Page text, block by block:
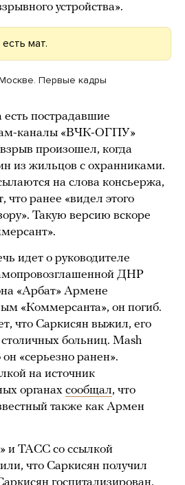
устройства».
мат.
Первые кадры
есть пострадавшие
каналы «ВЧК-ОГПУ»
произошел, когда
из жильцов с охранниками.
на слова консьержа,
что ранее «видел этого
Такую версию вскоре
идет о руководителе
ДНР
«Арбат» Армене
«Коммерсанта», он погиб.
что Саркисян выжил, его
больниц. Mash
«серьезно ранен».
на источник
органах сообщал, что
также как Армен
и ТАСС со ссылкой
что Саркисян получил